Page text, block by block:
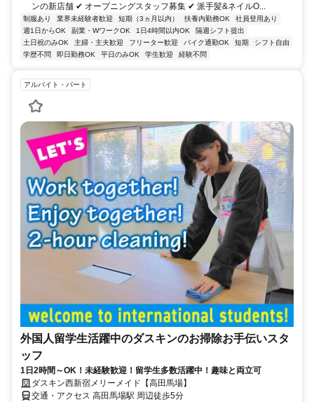
ンの新店舗 ✔ オープニングスタッフ募集 ✔ 派手髪&ネイルO...
制服あり 業界未経験者歓迎 短期（3ヵ月以内） 扶養内勤務OK
社員登用あり
週1日からOK
副業・WワークOK 1日4時間以内OK
隔週シフト提出
土日祝のみOK
主婦・主夫歓迎 フリーター歓迎 バイク通勤OK 短期
シフト自由
学歴不問
即日勤務OK 平日のみOK 学生歓迎 経験不問
アルバイト・パート
外国人留学生活躍中のダスキンのお掃除お手伝いスタ
ッフ
1日2時間～OK！未経験歓迎！留学生多数活躍中！趣味と両立可
ダスキン西新宿メリーメイド【高田馬場】
交通・アクセス 高田馬場駅 周辺徒歩5分